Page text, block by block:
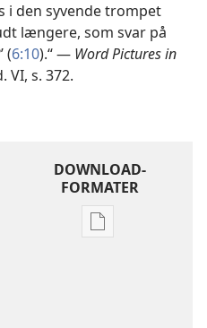
i den syvende trompet
længere, som svar på
(6:10).“ — Word Pictures in
VI, s. 372.
DOWNLOAD-
FORMATER
Indstillinger